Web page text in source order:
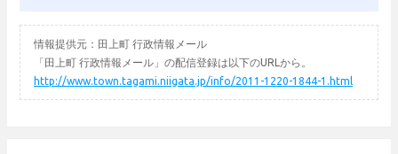
情報提供元：田上町 行政情報メール
「田上町 行政情報メール」の配信登録は以下のURLから。
http://www.town.tagami.niigata.jp/info/2011-1220-1844-1.html